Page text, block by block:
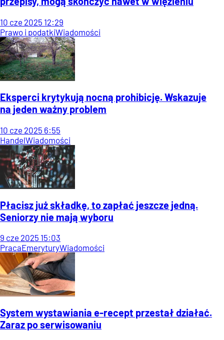
10 cze 2025 12:29
Prawo i podatkiWiadomości
Eksperci krytykują nocną prohibicję. Wskazuje
na jeden ważny problem
10 cze 2025 6:55
HandelWiadomości
Płacisz już składkę, to zapłać jeszcze jedną.
Seniorzy nie mają wyboru
9 cze 2025 15:03
PracaEmeryturyWiadomości
System wystawiania e-recept przestał działać.
Zaraz po serwisowaniu